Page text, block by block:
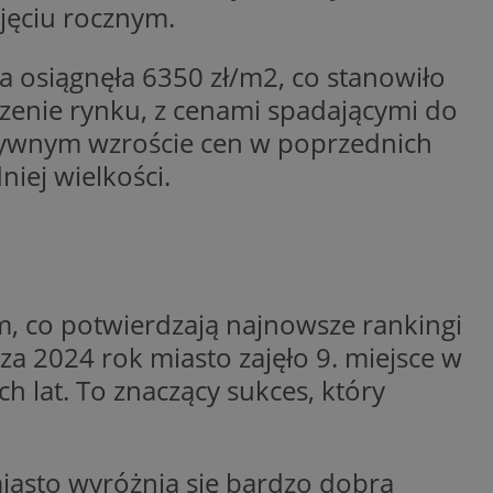
rocznym.
6350 zł/m2, co stanowiło
rynku, z cenami spadającymi do
wzroście cen w poprzednich
wielkości.
co potwierdzają najnowsze rankingi
2024 rok miasto zajęło 9. miejsce w
lat. To znaczący sukces, który
wyróżnia się bardzo dobrą
w celu
strony
przez
informacji
stron w jedną
do
dla
określone
cookie
w różnych
for
reklam w
firmę
Można to
(którego
przeglądarka
produktów
od
używamy do
Opis